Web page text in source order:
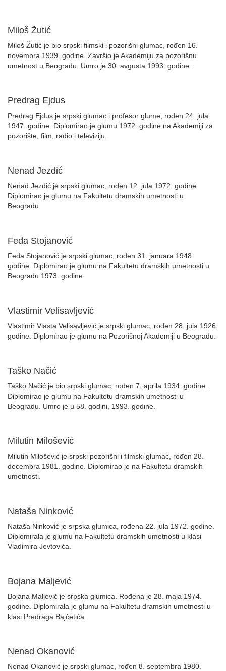
Miloš Žutić
Miloš Žutić je bio srpski filmski i pozorišni glumac, rođen 16.
novembra 1939. godine. Završio je Akademiju za pozorišnu
umetnost u Beogradu. Umro je 30. avgusta 1993. godine.
Predrag Ejdus
Predrag Ejdus je srpski glumac i profesor glume, rođen 24. jula
1947. godine. Diplomirao je glumu 1972. godine na Akademiji za
pozorište, film, radio i televiziju.
Nenad Jezdić
Nenad Jezdić je srpski glumac, rođen 12. jula 1972. godine.
Diplomirao je glumu na Fakultetu dramskih umetnosti u
Beogradu.
Feđa Stojanović
Feđa Stojanović je srpski glumac, rođen 31. januara 1948.
godine. Diplomirao je glumu na Fakultetu dramskih umetnosti u
Beogradu 1973. godine.
Vlastimir Velisavljević
Vlastimir Vlasta Velisavljević je srpski glumac, rođen 28. jula 1926.
godine. Diplomirao je glumu na Pozorišnoj Akademiji u Beogradu.
Taško Načić
Taško Načić je bio srpski glumac, rođen 7. aprila 1934. godine.
Diplomirao je glumu na Fakultetu dramskih umetnosti u
Beogradu. Umro je u 58. godini, 1993. godine.
Milutin Milošević
Milutin Milošević je srpski pozorišni i filmski glumac, rođen 28.
decembra 1981. godine. Diplomirao je na Fakultetu dramskih
umetnosti.
Nataša Ninković
Nataša Ninković je srpska glumica, rođena 22. jula 1972. godine.
Diplomirala je glumu na Fakultetu dramskih umetnosti u klasi
Vladimira Jevtovića.
Bojana Maljević
Bojana Maljević je srpska glumica. Rođena je 28. maja 1974.
godine. Diplomirala je glumu na Fakultetu dramskih umetnosti u
klasi Predraga Bajčetića.
Nenad Okanović
Nenad Okanović je srpski glumac, rođen 8. septembra 1980.